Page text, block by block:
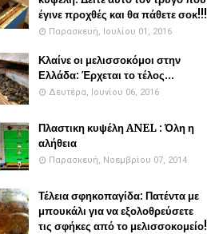
έγινε προχθές και θα πάθετε σοκ!!!
Παρασκευή, Ιουλίου 01, 2016
Κλαίνε οι μελισσοκόμοι στην
Ελλάδα: Έρχεται το τέλος...
Δευτέρα, Ιουνίου 06, 2016
Πλαστικη κυψέλη ANEL : Όλη η
αλήθεια
Παρασκευή, Νοεμβρίου 07, 2014
Τέλεια σφηκοπαγίδα: Πατέντα με
μπουκάλι για να εξολοθρεύσετε
τις σφήκες από το μελισσοκομείο!